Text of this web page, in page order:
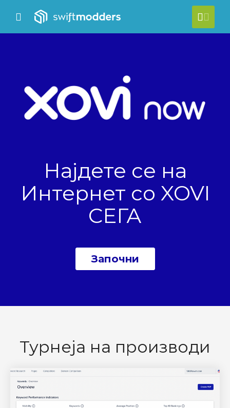
Mobile Menu
Mobile Menu
Најдете се на
Интернет со XOVI
СЕГА
Започни
Турнеја на производи